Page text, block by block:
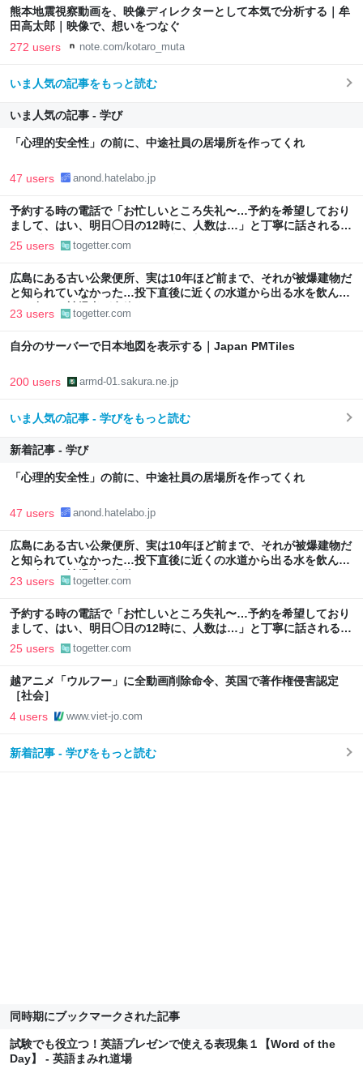
熊本地震視察動画を、映像ディレクターとして本気で分析する｜牟
田高太郎｜映像で、想いをつなぐ
272 users note.com/kotaro_muta
いま人気の記事をもっと読む
いま人気の記事 - 学び
「心理的安全性」の前に、中途社員の居場所を作ってくれ
47 users anond.hatelabo.jp
予約する時の電話で「お忙しいところ失礼〜…予約を希望しており
まして、はい、明日◯日の12時に、人数は…」と丁寧に話されるよ
り、受ける側としてはもっと簡潔な方が楽なんだよな
25 users togetter.com
広島にある古い公衆便所、実は10年ほど前まで、それが被爆建物だ
と知られていなかった…投下直後に近くの水道から出る水を飲ん
で、多くの被爆者が息絶えた
23 users togetter.com
自分のサーバーで日本地図を表示する｜Japan PMTiles
200 users armd-01.sakura.ne.jp
いま人気の記事 - 学びをもっと読む
新着記事 - 学び
「心理的安全性」の前に、中途社員の居場所を作ってくれ
47 users anond.hatelabo.jp
広島にある古い公衆便所、実は10年ほど前まで、それが被爆建物だ
と知られていなかった…投下直後に近くの水道から出る水を飲ん
で、多くの被爆者が息絶えた
23 users togetter.com
予約する時の電話で「お忙しいところ失礼〜…予約を希望しており
まして、はい、明日◯日の12時に、人数は…」と丁寧に話されるよ
り、受ける側としてはもっと簡潔な方が楽なんだよな
25 users togetter.com
越アニメ「ウルフー」に全動画削除命令、英国で著作権侵害認定
［社会］
4 users www.viet-jo.com
新着記事 - 学びをもっと読む
同時期にブックマークされた記事
試験でも役立つ！英語プレゼンで使える表現集１【Word of the
Day】 - 英語まみれ道場